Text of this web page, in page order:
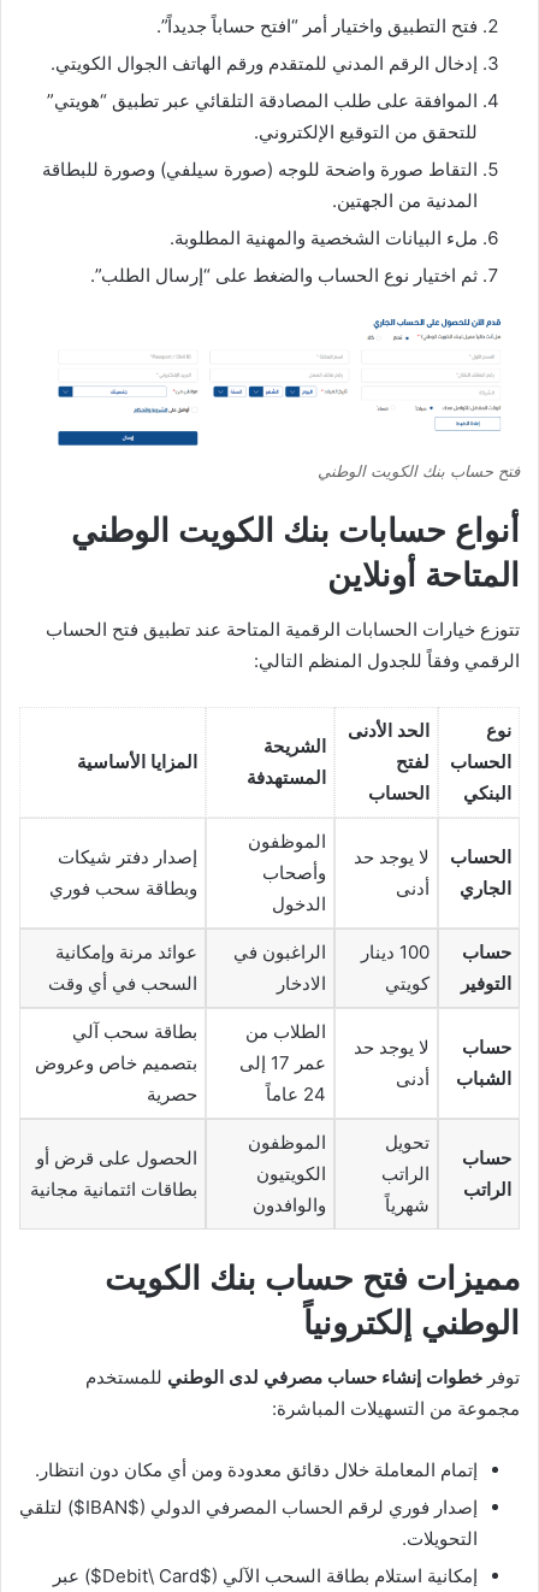
فتح التطبيق واختيار أمر “افتح حساباً جديداً”.
إدخال الرقم المدني للمتقدم ورقم الهاتف الجوال الكويتي.
الموافقة على طلب المصادقة التلقائي عبر تطبيق “هويتي”
للتحقق من التوقيع الإلكتروني.
التقاط صورة واضحة للوجه (صورة سيلفي) وصورة للبطاقة
المدنية من الجهتين.
ملء البيانات الشخصية والمهنية المطلوبة.
ثم اختيار نوع الحساب والضغط على “إرسال الطلب”.
فتح حساب بنك الكويت الوطني
أنواع حسابات بنك الكويت الوطني
المتاحة أونلاين
تتوزع خيارات الحسابات الرقمية المتاحة عند تطبيق فتح الحساب
الرقمي وفقاً للجدول المنظم التالي:
نوع
الحساب
البنكي
الحد الأدنى
لفتح
الحساب
الشريحة
المستهدفة
المزايا الأساسية
الحساب
الجاري
لا يوجد حد
أدنى
الموظفون
وأصحاب
الدخول
إصدار دفتر شيكات
وبطاقة سحب فوري
حساب
التوفير
100 دينار
كويتي
الراغبون في
الادخار
عوائد مرنة وإمكانية
السحب في أي وقت
حساب
الشباب
لا يوجد حد
أدنى
الطلاب من
عمر 17 إلى
24 عاماً
بطاقة سحب آلي
بتصميم خاص وعروض
حصرية
حساب
الراتب
تحويل
الراتب
شهرياً
الموظفون
الكويتيون
والوافدون
الحصول على قرض أو
بطاقات ائتمانية مجانية
مميزات فتح حساب بنك الكويت
الوطني إلكترونياً
توفر خطوات إنشاء حساب مصرفي لدى الوطني للمستخدم
مجموعة من التسهيلات المباشرة:
إتمام المعاملة خلال دقائق معدودة ومن أي مكان دون انتظار.
إصدار فوري لرقم الحساب المصرفي الدولي ($IBAN$
) لتلقي
التحويلات.
إمكانية استلام بطاقة السحب الآلي ($Debit\ Card$
) عبر